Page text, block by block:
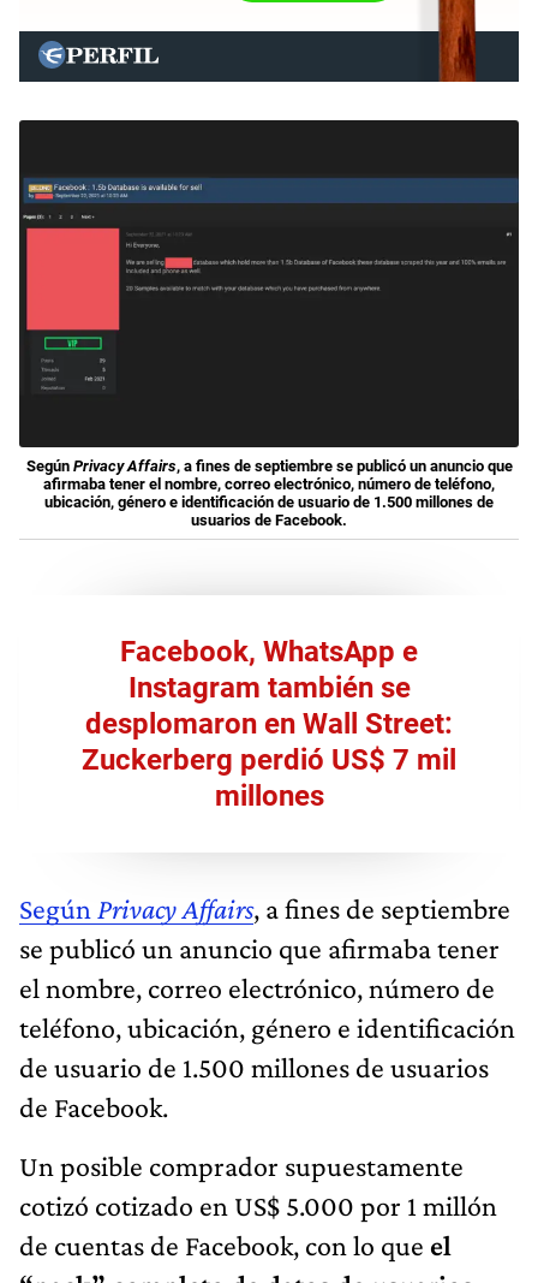
Según Privacy Affairs, a fines de septiembre se publicó un anuncio que
afirmaba tener el nombre, correo electrónico, número de teléfono,
ubicación, género e identificación de usuario de 1.500 millones de
usuarios de Facebook.
Facebook, WhatsApp e
Instagram también se
desplomaron en Wall Street:
Zuckerberg perdió US$ 7 mil
millones
Según Privacy Affairs, a fines de septiembre
se publicó un anuncio que afirmaba tener
el nombre, correo electrónico, número de
teléfono, ubicación, género e identificación
de usuario de 1.500 millones de usuarios
de Facebook.
Un posible comprador supuestamente
cotizó cotizado en US$ 5.000 por 1 millón
de cuentas de Facebook, con lo que el